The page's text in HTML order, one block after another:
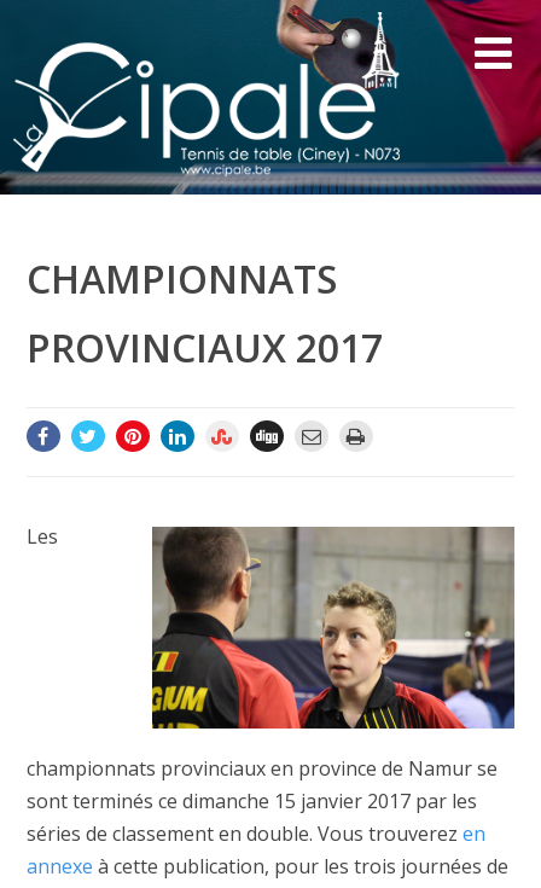
CHAMPIONNATS
PROVINCIAUX 2017
Les
championnats provinciaux en province de Namur se
sont terminés ce dimanche 15 janvier 2017 par les
séries de classement en double. Vous trouverez en
annexe à cette publication, pour les trois journées de